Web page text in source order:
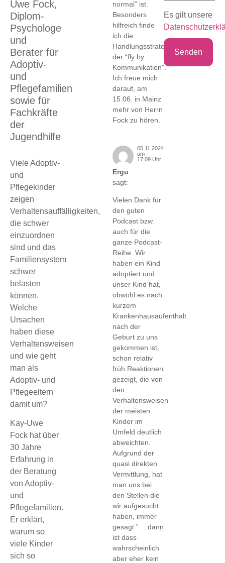
Uwe Fock,
Diplom-
Psychologe
und
Berater für
Adoptiv-
und
Pflegefamilien
sowie für
Fachkräfte
der
Jugendhilfe
Viele Adoptiv-
und
Pflegekinder
zeigen
Verhaltensauffälligkeiten,
die schwer
einzuordnen
sind und das
Familiensystem
schwer
belasten
können.
Welche
Ursachen
haben diese
Verhaltensweisen
und wie geht
man als
Adoptiv- und
Pflegeeltern
damit um?
Kay-Uwe
Fock hat über
30 Jahre
Erfahrung in
der Beratung
von Adoptiv-
und
Pflegefamilien.
Er erklärt,
warum so
viele Kinder
sich so
normal” ist.
Besonders
hilfreich finde
ich die
Handlungsstrategie
der “fly by
Kommunikation”.
Ich freue mich
darauf, am
15.06. in Mainz
mehr von Herrn
Fock zu hören.
Ergu
sagt:
05.11.2024
um
17:09 Uhr
Vielen Dank für
den guten
Podcast bzw.
auch für die
ganze Podcast-
Reihe. Wir
haben ein Kind
adoptiert und
unser Kind hat,
obwohl es nach
kurzem
Krankenhausaufenthalt
nach der
Geburt zu uns
gekommen ist,
schon relativ
früh Reaktionen
gezeigt, die von
den
Verhaltensweisen
der meisten
Kinder im
Umfeld deutlich
abweichten.
Aufgrund der
quasi direkten
Vermittlung, hat
man uns bei
den Stellen die
wir aufgesucht
haben, immer
gesagt ” …dann
ist dass
wahrscheinlich
aber eher kein
Es gilt unsere